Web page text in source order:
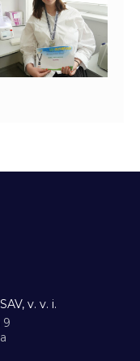
v. v. i.
9